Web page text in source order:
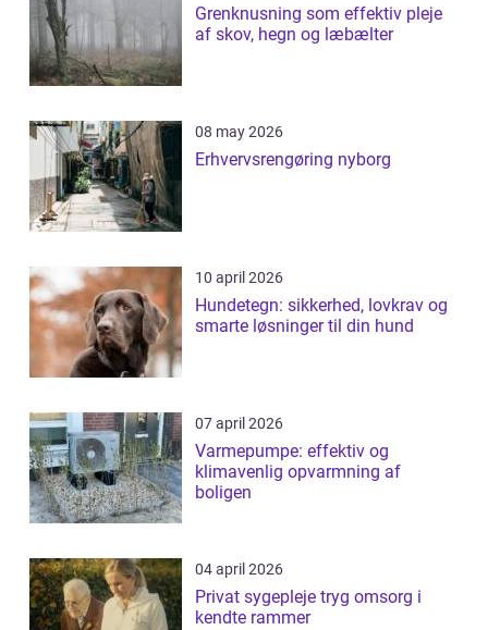
Grenknusning som effektiv pleje
af skov, hegn og læbælter
08 may 2026
Erhvervsrengøring nyborg
10 april 2026
Hundetegn: sikkerhed, lovkrav og
smarte løsninger til din hund
07 april 2026
Varmepumpe: effektiv og
klimavenlig opvarmning af
boligen
04 april 2026
Privat sygepleje tryg omsorg i
kendte rammer